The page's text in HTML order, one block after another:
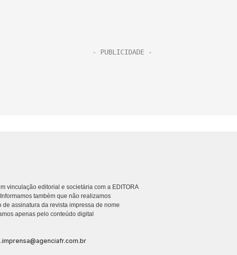
vinculação editorial e societária com a EDITORA
também que não realizamos
assinatura da revista impressa de nome
apenas pelo conteúdo digital